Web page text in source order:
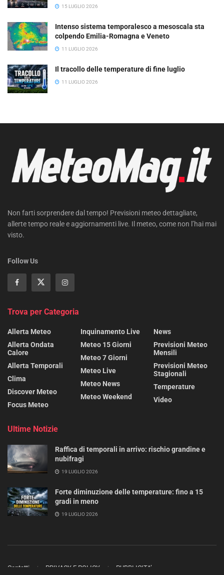
15 LUGLIO 2026
Intenso sistema temporalesco a mesoscala sta
colpendo Emilia-Romagna e Veneto
11 LUGLIO 2026
Il tracollo delle temperature di fine luglio
11 LUGLIO 2026
Non farti sorprendere dal tempo! Previsioni meteo dettagliate,
allerte tempo reale e aggiornamenti live. Il meteo, come non l’hai mai
visto.
Follow Us
Trova per Categoria
Allerta Meteo
Allerta Ondata
Calore
Allerta Temporali
Clima
Discover Meteo
Focus Meteo
Inquinamento Live
Meteo 15 Giorni
Meteo 7 Giorni
Meteo Live
Meteo News
Meteo Weekend
News
Previsioni Meteo
Mensili
Previsioni Meteo
Stagionali
Temperature
Video
Ultime Notizie
Raffica di temporali in arrivo: rischio grandine e
nubifragi
19 LUGLIO 2026
Forte diminuzione delle temperature: fino a 15
gradi in meno
19 LUGLIO 2026
Contatti PRIVACY E POLICY PUBBLICITA’